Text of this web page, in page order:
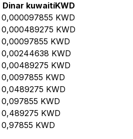
Dinar kuwaitíKWD
0,000097855 KWD
0,000489275 KWD
0,00097855 KWD
0,00244638 KWD
0,00489275 KWD
0,0097855 KWD
0,0489275 KWD
0,097855 KWD
0,489275 KWD
0,97855 KWD